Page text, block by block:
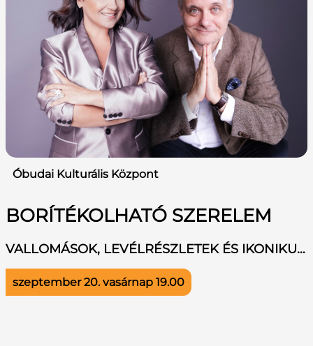
Óbudai Kulturális Központ
BORÍTÉKOLHATÓ SZERELEM
VALLOMÁSOK, LEVÉLRÉSZLETEK ÉS IKONIKUS DALOK A SZERELEMRŐL
szeptember 20. vasárnap 19.00